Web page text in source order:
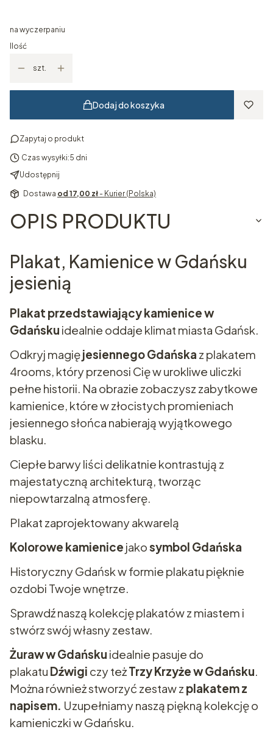
na wyczerpaniu
Ilość
szt.
Dodaj do koszyka
Zapytaj o produkt
Czas wysyłki:5 dni
Udostępnij
Dostawa od 17,00 zł - Kurier (Polska)
OPIS PRODUKTU
Plakat, Kamienice w Gdańsku
jesienią
Plakat przedstawiający kamienice w
Gdańsku idealnie oddaje klimat miasta Gdańsk.
Odkryj magięjesiennego Gdańska z plakatem
4rooms, który przenosi Cię w urokliwe uliczki
pełne historii. Na obrazie zobaczysz zabytkowe
kamienice, które w złocistych promieniach
jesiennego słońca nabierają wyjątkowego
blasku.
Ciepłe barwy liści delikatnie kontrastują z
majestatyczną architekturą, tworząc
niepowtarzalną atmosferę.
Plakat zaprojektowany akwarelą
Kolorowe kamienice jakosymbol Gdańska
Historyczny Gdańsk w formie plakatu pięknie
ozdobi Twoje wnętrze.
Sprawdź naszą kolekcję plakatów z miastem i
stwórz swój własny zestaw.
Żuraw w Gdańsku idealnie pasuje do
plakatu Dźwigi czy teżTrzy Krzyże w Gdańsku
Można również stworzyć zestaw z plakatem z
napisem. Uzupełniamy naszą piękną kolekcję o
kamieniczki w Gdańsku.